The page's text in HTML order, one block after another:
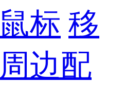
鼠标 移
周边配